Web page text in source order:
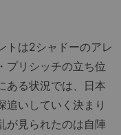
トは2シャドーのアレ
プリシッチの立ち位
ある状況では、日本
追いしていく決まり
が見られたのは自陣